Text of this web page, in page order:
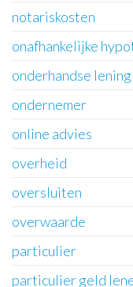
notariskosten
onafhankelijke
onderhandse lening
ondernemer
online advies
overheid
oversluiten
overwaarde
particulier
particulier geld